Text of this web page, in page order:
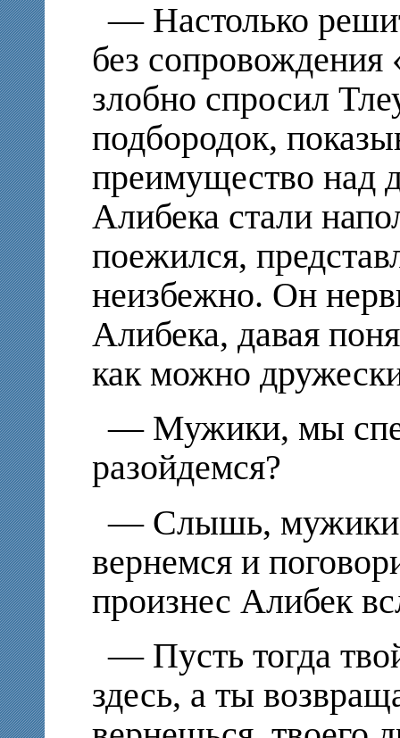
— Настолько
без
злобно спросил
подбородок,
преимущество над
Алибека стали
поежился,
неизбежно. Он
Алибека, давая
как можно
— Мужики, мы
разойдемся?
— Слышь, мужики,
вернемся и
произнес Алибек
— Пусть тогда
здесь, а ты